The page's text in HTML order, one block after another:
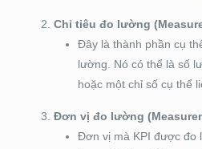
Chỉ tiêu đo lường
Đây là thành phần cụ
lường. Nó có thể là số
hoặc một chỉ số cụ thể
Đơn vị đo lường
Đơn vị mà KPI được đo